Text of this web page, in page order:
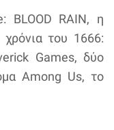
BLOOD RAIN, η
του 1666:
Games, δύο
Among Us, το